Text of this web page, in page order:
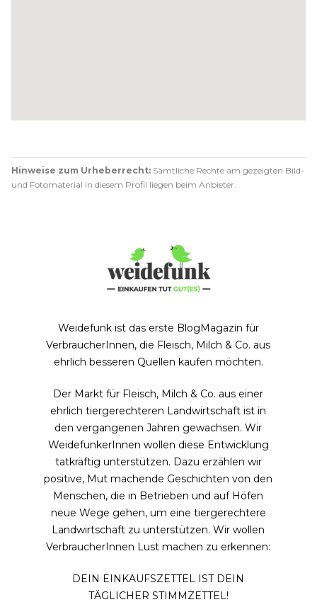
Hinweise zum Urheberrecht: Sämtliche Rechte am gezeigten Bild-
und Fotomaterial in diesem Profil liegen beim Anbieter.
Weidefunk ist das erste BlogMagazin für
VerbraucherInnen, die Fleisch, Milch & Co. aus
ehrlich besseren Quellen kaufen möchten.
Der Markt für Fleisch, Milch & Co. aus einer
ehrlich tiergerechteren Landwirtschaft ist in
den vergangenen Jahren gewachsen. Wir
WeidefunkerInnen wollen diese Entwicklung
tatkräftig unterstützen. Dazu erzählen wir
positive, Mut machende Geschichten von den
Menschen, die in Betrieben und auf Höfen
neue Wege gehen, um eine tiergerechtere
Landwirtschaft zu unterstützen. Wir wollen
VerbraucherInnen Lust machen zu erkennen:
DEIN EINKAUFSZETTEL IST DEIN
TÄGLICHER STIMMZETTEL!